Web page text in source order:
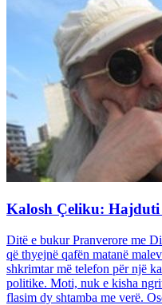
Kalosh Çeliku:
Ditë e bukur Pranverore me
që thyejnë qafën matanë
shkrimtar më telefon për një
politike. Moti, nuk e kisha
flasim dy shtamba me verë.